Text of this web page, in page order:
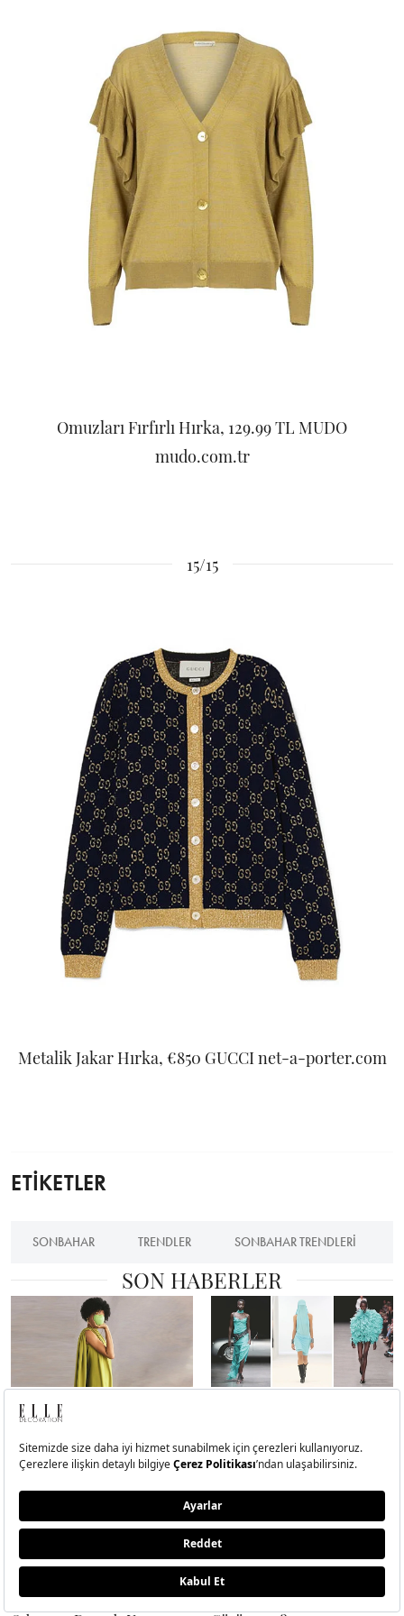
Omuzları Fırfırlı Hırka, 129.99 TL MUDO
mudo.com.tr
15/15
Metalik Jakar Hırka, €850 GUCCI net-a-porter.com
ETİKETLER
SONBAHAR TRENDLER SONBAHAR TRENDLERI
SON HABERLER
Ananasını Tak Da Gel!
Yerde?
İç Giyim Artık Yatak
Neden Her Yerde Hibiscus